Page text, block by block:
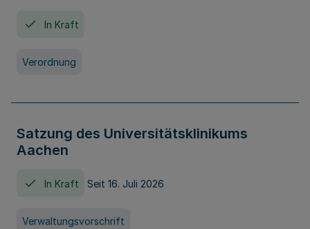
In Kraft
Verordnung
Satzung des Universitätsklinikums
Aachen
In Kraft Seit 16. Juli 2026
Verwaltungsvorschrift